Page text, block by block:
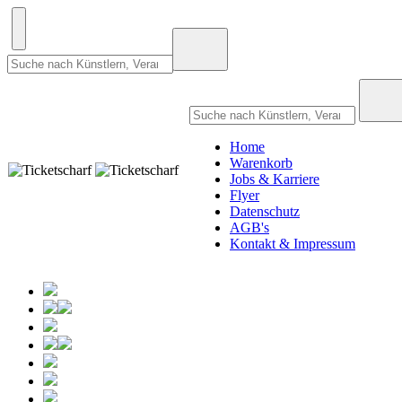
Home
Warenkorb
Jobs & Karriere
Flyer
Datenschutz
AGB's
Kontakt & Impressum